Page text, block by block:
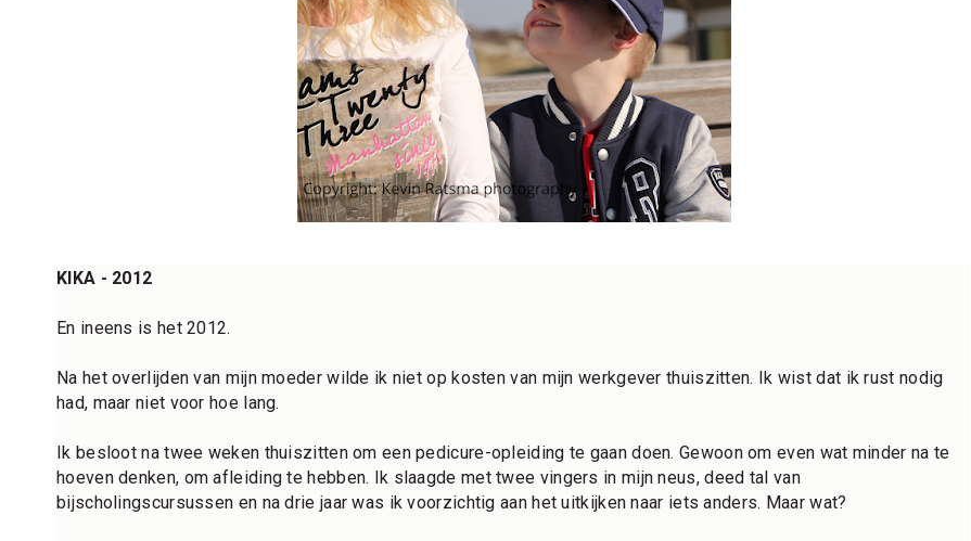
KIKA - 2012
En ineens is het 2012.
Na het overlijden van mijn moeder wilde ik niet op kosten van mijn werkgever thuiszitten. Ik wist dat ik rust nodig
had, maar niet voor hoe lang.
Ik besloot na twee weken thuiszitten om een pedicure-opleiding te gaan doen. Gewoon om even wat minder na te
hoeven denken, om afleiding te hebben. Ik slaagde met twee vingers in mijn neus, deed tal van
bijscholingscursussen en na drie jaar was ik voorzichtig aan het uitkijken naar iets anders. Maar wat?